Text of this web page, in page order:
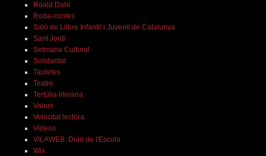
Roald Dahl
Roda-contes
Saló de Llibre Infantil i Juvenil de Catalunya
Sant Jordi
Setmana Cultural
Solidaritat
Tauletes
Teatre
Tertúlia literària
Valors
Velocitat lectora
Vídeos
VILAWEB: Diari de l'Escola
Wix